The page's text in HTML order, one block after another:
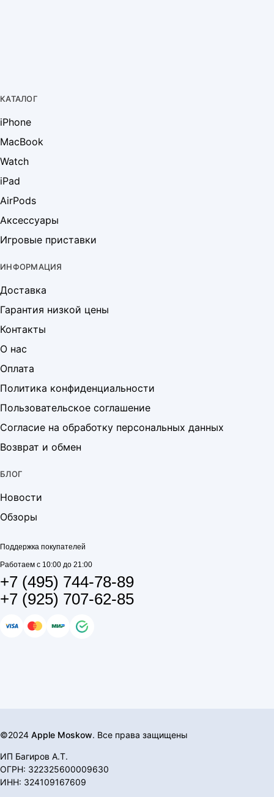
КАТАЛОГ
iPhone
MacBook
Watch
iPad
AirPods
Аксессуары
Игровые приставки
ИНФОРМАЦИЯ
Доставка
Гарантия низкой цены
Контакты
О нас
Оплата
Политика конфиденциальности
Пользовательское соглашение
Согласие на обработку персональных данных
Возврат и обмен
БЛОГ
Новости
Обзоры
Поддержка покупателей
Работаем с 10:00 до 21:00
+7 (495) 744-78-89
+7 (925) 707-62-85
©2024 Apple Moskow. Все права защищены
ИП Багиров А.Т.
ОГРН: 322325600009630
ИНН: 324109167609